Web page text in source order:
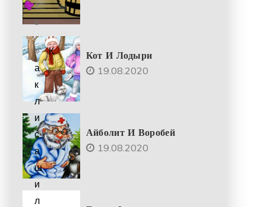
Кот И Лодыри
19.08.2020
Айболит И Воробей
19.08.2020
2
5
К
а
к
л
и
с
а
ш
и
л